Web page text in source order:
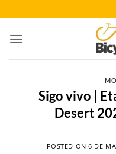
al
contenido
Sigo vivo |
Desert
POSTED ON6 DE